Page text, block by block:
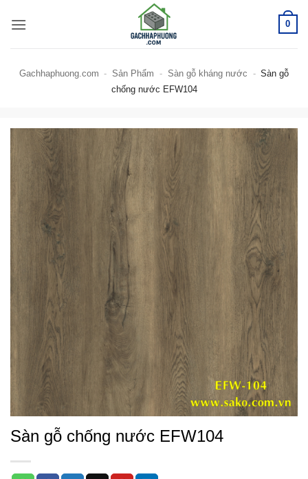
qua
0
Gachhaphuong.com - Sản Phẩm - Sàn gỗ kháng nước - Sàn gỗ
chống nước EFW104
Sàn gỗ chống nước EFW104